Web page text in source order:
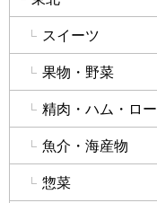
スイーツ
果物・野菜
精肉・ハム・ロ
魚介・海産物
惣菜